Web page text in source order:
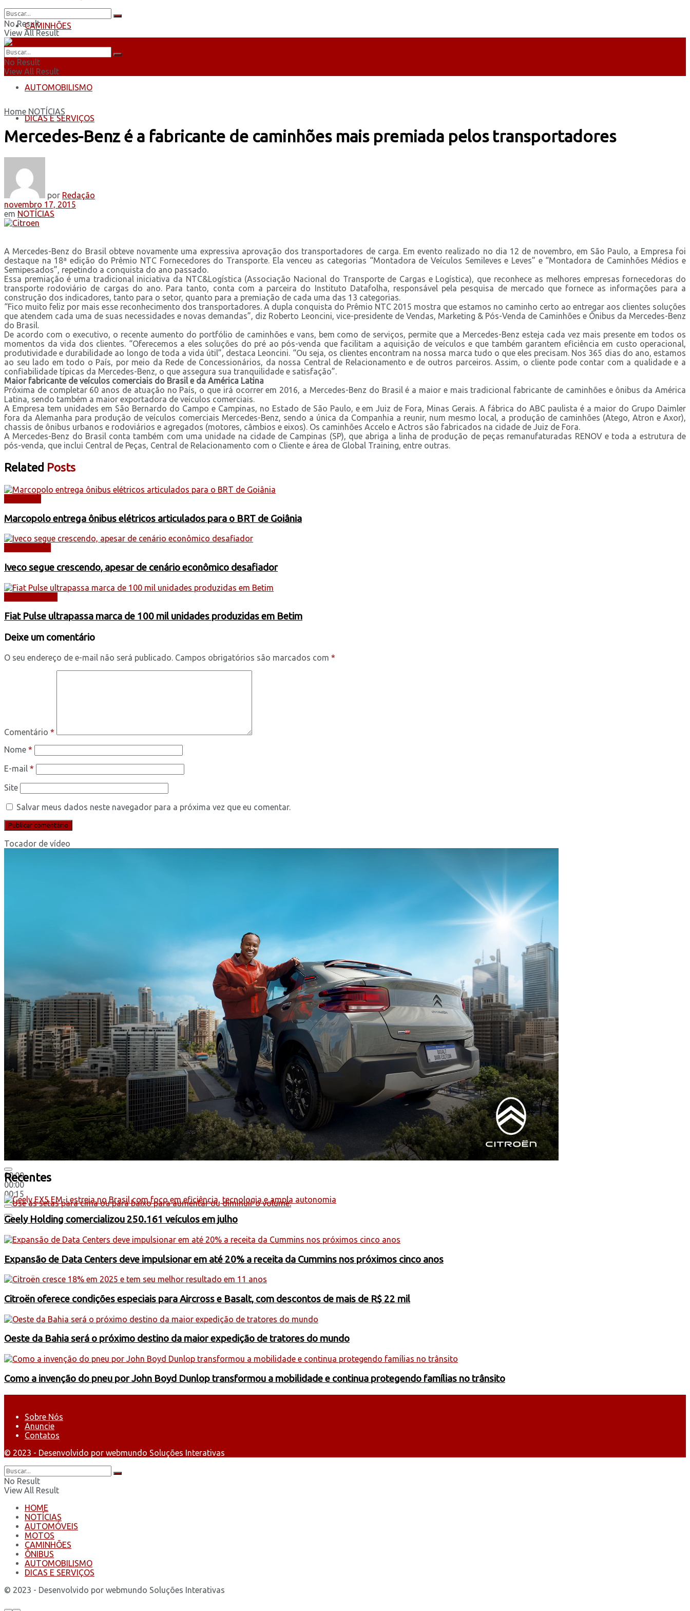
CAMINHÕES
ÔNIBUS
AUTOMOBILISMO
DICAS E SERVIÇOS
No Result
View All Result
No Result
View All Result
Home NOTÍCIAS
Mercedes-Benz é a fabricante de caminhões mais premiada pelos transportadores
por Redação
novembro 17, 2015
em NOTÍCIAS
A Mercedes-Benz do Brasil obteve novamente uma expressiva aprovação dos transportadores de carga. Em evento realizado no dia 12 de novembro, em São Paulo, a Empresa foi
destaque na 18ª edição do Prêmio NTC Fornecedores do Transporte. Ela venceu as categorias “Montadora de Veículos Semileves e Leves” e “Montadora de Caminhões Médios e
Semipesados”, repetindo a conquista do ano passado.
Essa premiação é uma tradicional iniciativa da NTC&Logística (Associação Nacional do Transporte de Cargas e Logística), que reconhece as melhores empresas fornecedoras do
transporte rodoviário de cargas do ano. Para tanto, conta com a parceira do Instituto Datafolha, responsável pela pesquisa de mercado que fornece as informações para a
construção dos indicadores, tanto para o setor, quanto para a premiação de cada uma das 13 categorias.
“Fico muito feliz por mais esse reconhecimento dos transportadores. A dupla conquista do Prêmio NTC 2015 mostra que estamos no caminho certo ao entregar aos clientes soluções
que atendem cada uma de suas necessidades e novas demandas”, diz Roberto Leoncini, vice-presidente de Vendas, Marketing & Pós-Venda de Caminhões e Ônibus da Mercedes-Benz
do Brasil.
De acordo com o executivo, o recente aumento do portfólio de caminhões e vans, bem como de serviços, permite que a Mercedes-Benz esteja cada vez mais presente em todos os
momentos da vida dos clientes. “Oferecemos a eles soluções do pré ao pós-venda que facilitam a aquisição de veículos e que também garantem eficiência em custo operacional,
produtividade e durabilidade ao longo de toda a vida útil”, destaca Leoncini. “Ou seja, os clientes encontram na nossa marca tudo o que eles precisam. Nos 365 dias do ano, estamos
ao seu lado em todo o País, por meio da Rede de Concessionários, da nossa Central de Relacionamento e de outros parceiros. Assim, o cliente pode contar com a qualidade e a
confiabilidade típicas da Mercedes-Benz, o que assegura sua tranquilidade e satisfação”.
Maior fabricante de veículos comerciais do Brasil e da América Latina
Próxima de completar 60 anos de atuação no País, o que irá ocorrer em 2016, a Mercedes-Benz do Brasil é a maior e mais tradicional fabricante de caminhões e ônibus da América
Latina, sendo também a maior exportadora de veículos comerciais.
A Empresa tem unidades em São Bernardo do Campo e Campinas, no Estado de São Paulo, e em Juiz de Fora, Minas Gerais. A fábrica do ABC paulista é a maior do Grupo Daimler
fora da Alemanha para produção de veículos comerciais Mercedes-Benz, sendo a única da Companhia a reunir, num mesmo local, a produção de caminhões (Atego, Atron e Axor),
chassis de ônibus urbanos e rodoviários e agregados (motores, câmbios e eixos). Os caminhões Accelo e Actros são fabricados na cidade de Juiz de Fora.
A Mercedes-Benz do Brasil conta também com uma unidade na cidade de Campinas (SP), que abriga a linha de produção de peças remanufaturadas RENOV e toda a estrutura de
pós-venda, que inclui Central de Peças, Central de Relacionamento com o Cliente e área de Global Training, entre outras.
Related Posts
Marcopolo entrega ônibus elétricos articulados para o BRT de Goiânia
Iveco segue crescendo, apesar de cenário econômico desafiador
Fiat Pulse ultrapassa marca de 100 mil unidades produzidas em Betim
Deixe um comentário
O seu endereço de e-mail não será publicado. Campos obrigatórios são marcados com *
Comentário *
Nome *
E-mail *
Site
Salvar meus dados neste navegador para a próxima vez que eu comentar.
Tocador de vídeo
00:00
00:00
00:15
Use as setas para cima ou para baixo para aumentar ou diminuir o volume.
Recentes
Geely Holding comercializou 250.161 veículos em julho
Expansão de Data Centers deve impulsionar em até 20% a receita da Cummins nos próximos cinco anos
Citroën oferece condições especiais para Aircross e Basalt, com descontos de mais de R$ 22 mil
Oeste da Bahia será o próximo destino da maior expedição de tratores do mundo
Como a invenção do pneu por John Boyd Dunlop transformou a mobilidade e continua protegendo famílias no trânsito
Sobre Nós
Anuncie
Contatos
© 2023 - Desenvolvido por webmundo Soluções Interativas
No Result
View All Result
HOME
NOTÍCIAS
AUTOMÓVEIS
MOTOS
CAMINHÕES
ÔNIBUS
AUTOMOBILISMO
DICAS E SERVIÇOS
© 2023 - Desenvolvido por webmundo Soluções Interativas